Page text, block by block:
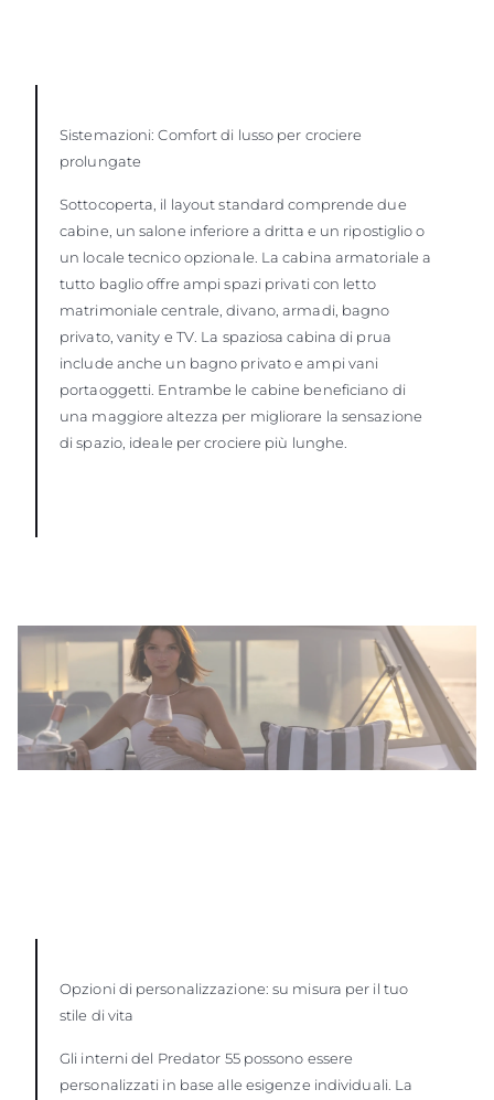
Sistemazioni: Comfort di lusso per crociere
prolungate
Sottocoperta, il layout standard comprende due
cabine, un salone inferiore a dritta e un ripostiglio o
un locale tecnico opzionale. La cabina armatoriale a
tutto baglio offre ampi spazi privati con letto
matrimoniale centrale, divano, armadi, bagno
privato, vanity e TV. La spaziosa cabina di prua
include anche un bagno privato e ampi vani
portaoggetti. Entrambe le cabine beneficiano di
una maggiore altezza per migliorare la sensazione
di spazio, ideale per crociere più lunghe.
Opzioni di personalizzazione: su misura per il tuo
stile di vita
Gli interni del Predator 55 possono essere
personalizzati in base alle esigenze individuali. La